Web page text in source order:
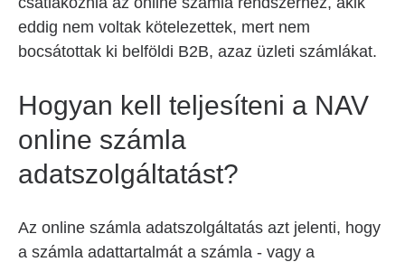
eddig nem voltak kötelezettek, mert nem
bocsátottak ki belföldi B2B, azaz üzleti számlákat.
Hogyan kell teljesíteni a NAV
online számla
adatszolgáltatást?
Az online számla adatszolgáltatás azt jelenti, hogy
a számla adattartalmát a számla - vagy a